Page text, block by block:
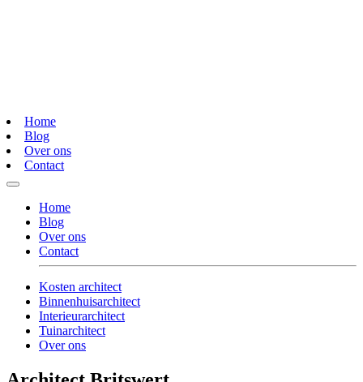
Home
Blog
Over ons
Contact
Home
Blog
Over ons
Contact
Kosten architect
Binnenhuisarchitect
Interieurarchitect
Tuinarchitect
Over ons